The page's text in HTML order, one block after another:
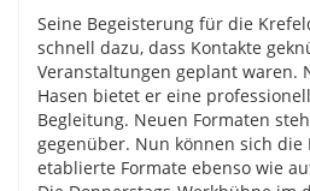
Seine Begeisterung für die
schnell dazu, dass Kontakte
Veranstaltungen geplant waren.
Hasen bietet er eine
Begleitung. Neuen Formaten
gegenüber. Nun können sich
etablierte Formate ebenso wie